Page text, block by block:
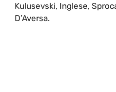
Kulusevski, Inglese,
D’Aversa.